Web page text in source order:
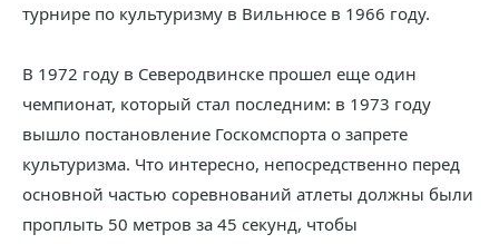
турнире по культуризму в Вильнюсе в 1966 году.
В 1972 году в Северодвинске прошел еще один
чемпионат, который стал последним: в 1973 году
вышло постановление Госкомспорта о запрете
культуризма. Что интересно, непосредственно перед
основной частью соревнований атлеты должны были
проплыть 50 метров за 45 секунд, чтобы